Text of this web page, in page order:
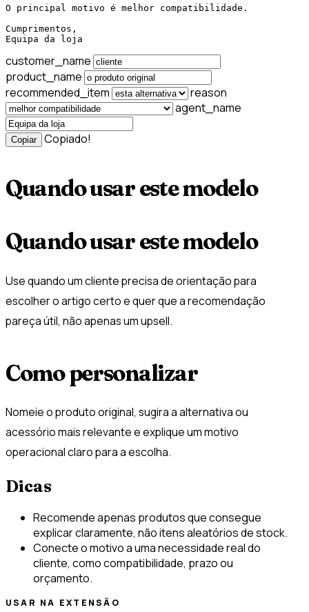
O principal motivo é melhor compatibilidade.
Cumprimentos,
Equipa da loja
customer_name
product_name
recommended_item
reason
agent_name
Copiar Copiado!
Quando usar este modelo
Quando usar este modelo
Use quando um cliente precisa de orientação para
escolher o artigo certo e quer que a recomendação
pareça útil, não apenas um upsell.
Como personalizar
Nomeie o produto original, sugira a alternativa ou
acessório mais relevante e explique um motivo
operacional claro para a escolha.
Dicas
Recomende apenas produtos que consegue
explicar claramente, não itens aleatórios de stock.
Conecte o motivo a uma necessidade real do
cliente, como compatibilidade, prazo ou
orçamento.
USAR NA EXTENSÃO